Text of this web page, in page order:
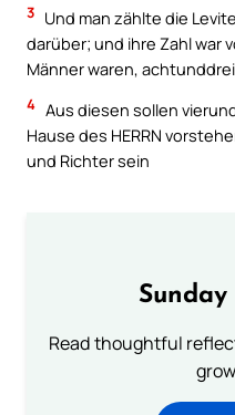
3 Und man zählte die
darüber; und ihre Zahl war
Männer waren,
4 Aus diesen sollen
Hause des HERRN
und Richter sein
Read thoughtful